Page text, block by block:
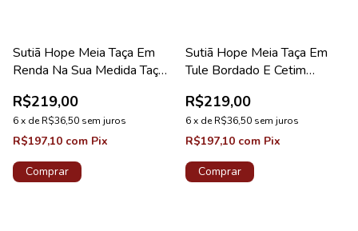
Sutiã Hope Meia Taça Em
Renda Na Sua Medida Taça
Valência
R$219,00
6x deR$36,50 sem juros
R$197,10 com Pix
Comprar
Sutiã Hope Meia Taça Em
Tule Bordado E Cetim
Gardênia
R$219,00
6x deR$36,50 sem juros
R$197,10 com Pix
Comprar